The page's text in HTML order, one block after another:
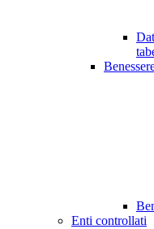
Enti controllati